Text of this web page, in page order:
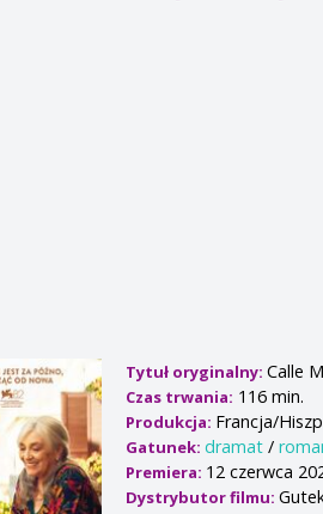
Tytuł oryginalny:Calle
Czas trwania: 116 min.
Produkcja: Francja/
Gatunek:dramat /
Premiera: 12 czerwca
Dystrybutor filmu: